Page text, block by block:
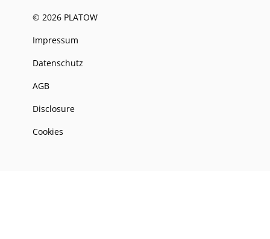
© 2026 PLATOW
Impressum
Datenschutz
AGB
Disclosure
Cookies